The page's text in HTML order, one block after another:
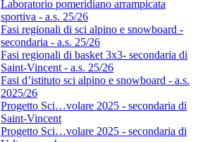
Laboratorio pomeridiano arrampicata
sportiva - a.s. 25/26
Fasi regionali di sci alpino e snowboard -
secondaria - a.s. 25/26
Fasi regionali di basket 3x3- secondaria di
Saint-Vincent - a.s. 25/26
Fasi d’istituto sci alpino e snowboard - a.s.
2025/26
Progetto Sci…volare 2025 - secondaria di
Saint-Vincent
Progetto Sci…volare 2025 - secondaria di